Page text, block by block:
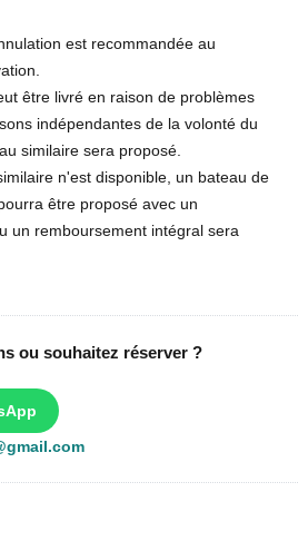
est recommandée au
être livré en raison de problèmes
indépendantes de la volonté du
similaire sera proposé.
n'est disponible, un bateau de
être proposé avec un
un remboursement intégral sera
ou souhaitez réserver ?